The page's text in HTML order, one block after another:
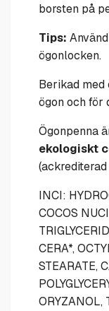
borsten på
Tips:
ögonlocken.
Berikad
ögon och för
Ögonpenna
ekologiskt
INCI:
COCOS
CERA*,
STEARATE,
ORYZANOL,